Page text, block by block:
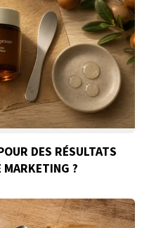
DES RÉSULTATS
MARKETING ?